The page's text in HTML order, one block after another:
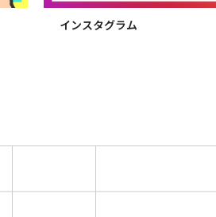
インスタグラム